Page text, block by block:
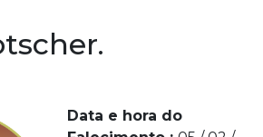
Data e hora do